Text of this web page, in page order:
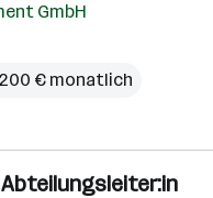
GmbH
€ monatlich